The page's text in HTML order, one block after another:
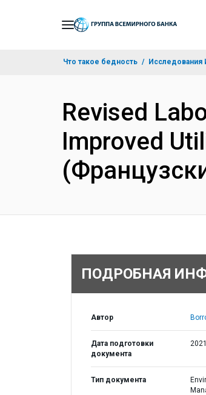
Что такое бедность Исследования
Revised
Improved
ПОДРОБНАЯ
Автор
Дата подготовки
документа
Тип документа